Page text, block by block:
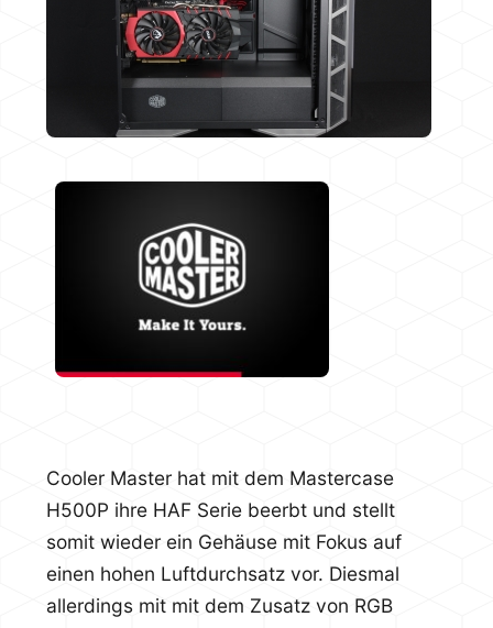
Cooler Master hat mit dem Mastercase
H500P ihre HAF Serie beerbt und stellt
somit wieder ein Gehäuse mit Fokus auf
einen hohen Luftdurchsatz vor. Diesmal
allerdings mit mit dem Zusatz von RGB